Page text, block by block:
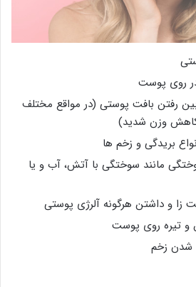
روی پوست
بین رفتن بافت پوستی (در مواقع مختلف
کاهش وزن شدید)
بریدگی و زخم ها
مانند سوختگی با آتش، آب و یا
و داشتن هرگونه آلرژی پوستی
و تیره روی پوست
شدن زخم